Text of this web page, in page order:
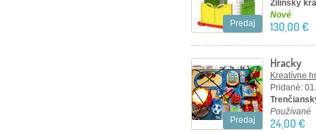
Predaj
Žilinský
Nové
130,00 €
Predaj
Hracky
Kreatívne
Pridané:
Používané
24,00 €